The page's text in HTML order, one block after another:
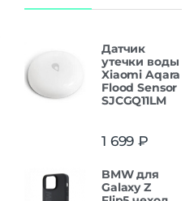
Датчик
утечки воды
Xiaomi Aqara
Flood Sensor
SJCGQ11LM
1 699 ₽
BMW для
Galaxy Z